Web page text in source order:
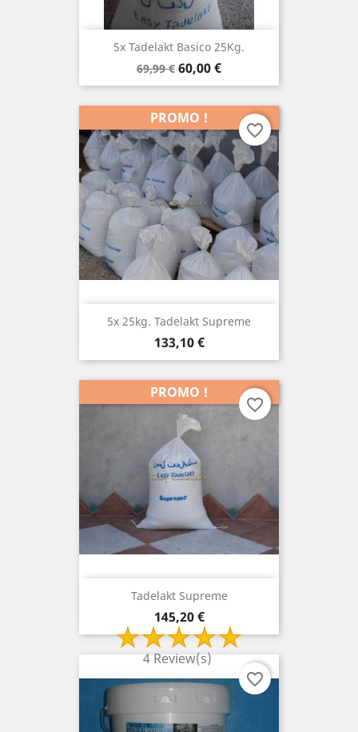
5x Tadelakt Basico 25Kg.
Prix
de
69,99 € Prix
60,00 €
5x 25kg. Tadelakt Supreme
Prix
133,10 €
PROMO !
favorite_border
Tadelakt Supreme
Prix
145,20 €
4 Review(s)
PROMO !
favorite_border
favorite_border